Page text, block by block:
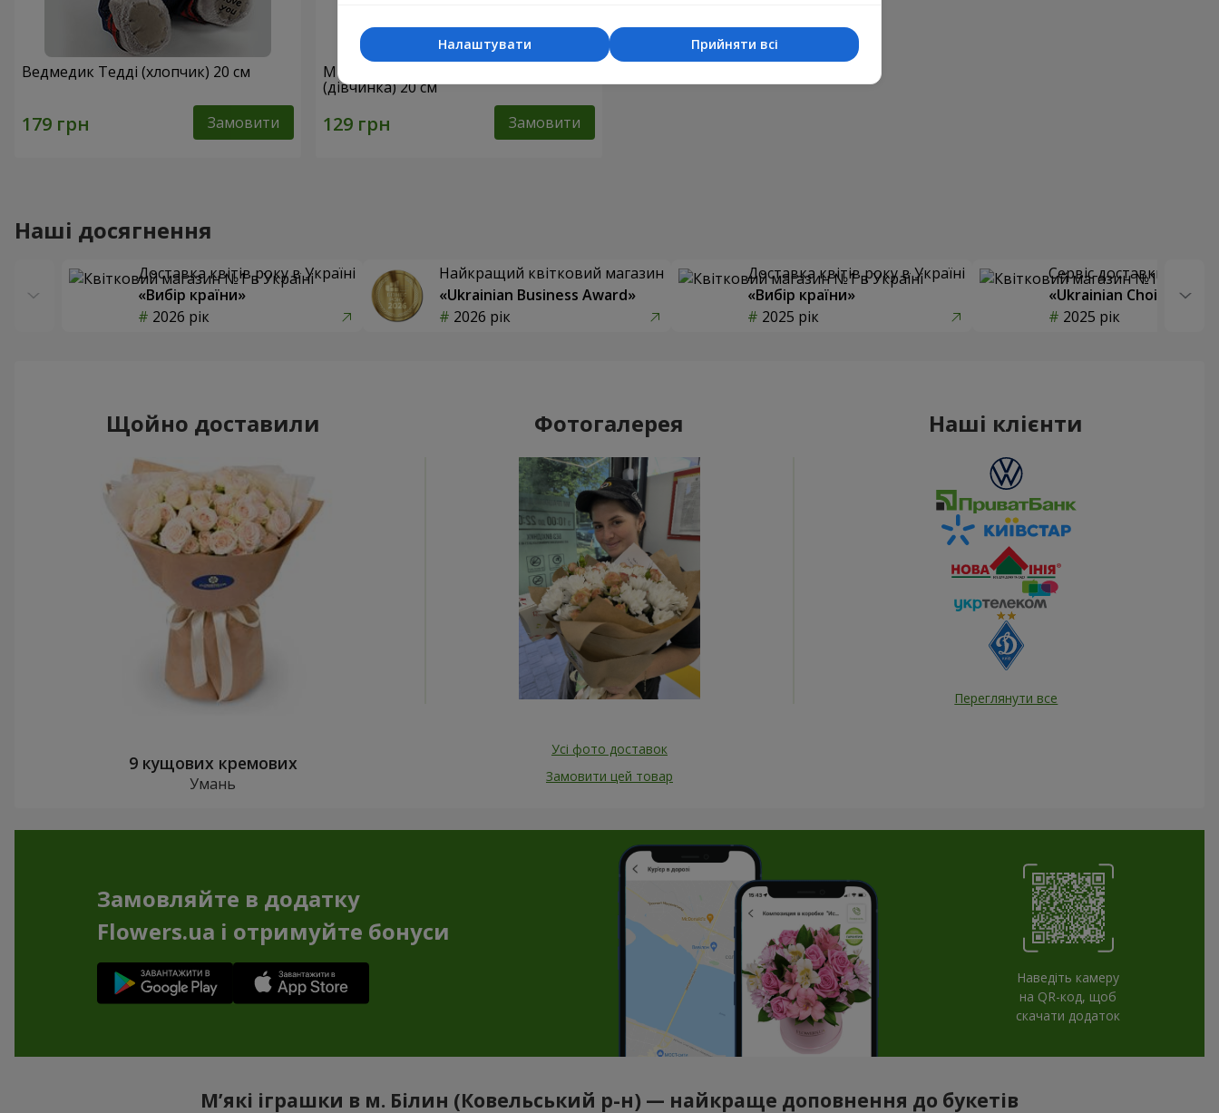
Ведмедик Тедді (хлопчик) 20 см
Замовити
М'яка іграшка "Ведмедик Тедді"
(дівчинка) 20 см
Замовити
Наші досягнення
Доставка квітів року в Україні
«Вибір країни»
2026 рік
Найкращий квітковий магазин
«Ukrainian Business Award»
2026 рік
Доставка квітів року в Україні
«Вибір країни»
2025 рік
Сервіс доставки квітів
«Ukrainian Choice»
2025 рік
Щойно доставили
9 кущових кремових
Умань
Фотогалерея
Усі фото доставок
Замовити цей товар
Наші клієнти
Переглянути все
Замовляйте в додатку
Flowers.ua і отримуйте бонуси
Наведіть камеру
на QR-код, щоб
скачати додаток
М’які іграшки в м. Білин (Ковельський р-н) — найкраще доповнення до букетів
Прийняти всі
Налаштувати